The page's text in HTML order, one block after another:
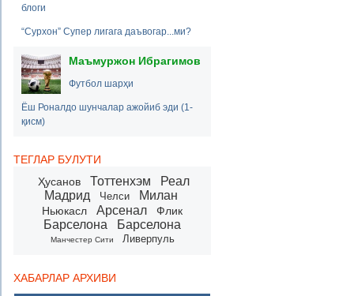
блоги
“Сурхон” Супер лигага даъвогар...ми?
Маъмуржон Ибрагимов
Футбол шарҳи
Ёш Роналдо шунчалар ажойиб эди (1-
қисм)
ТЕГЛАР БУЛУТИ
Ҳусанов
Тоттенхэм
Реал
Мадрид
Челси Милан
Ньюкасл Арсенал Флик
Барселона Барселона
Манчестер Сити Ливерпуль
ХАБАРЛАР АРХИВИ